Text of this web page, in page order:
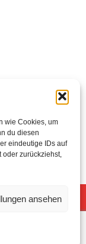
wie Cookies, um
du diesen
eindeutige IDs auf
oder zurückziehst,
ansehen